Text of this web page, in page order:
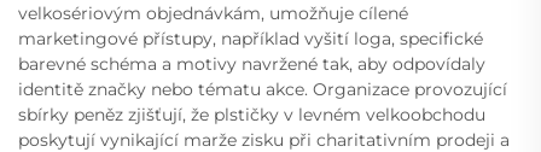
velkosériovým objednávkám, umožňuje cílené
marketingové přístupy, například vyšití loga, specifické
barevné schéma a motivy navržené tak, aby odpovídaly
identitě značky nebo tématu akce. Organizace provozující
sbírky peněz zjišťují, že plstičky v levném velkoobchodu
poskytují vynikající marže zisku při charitativním prodeji a